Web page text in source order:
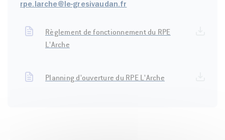
rpe.larche@le-gresivaudan.fr
Règlement de fonctionnement du RPE
L'Arche
Planning d'ouverture du RPE L'Arche